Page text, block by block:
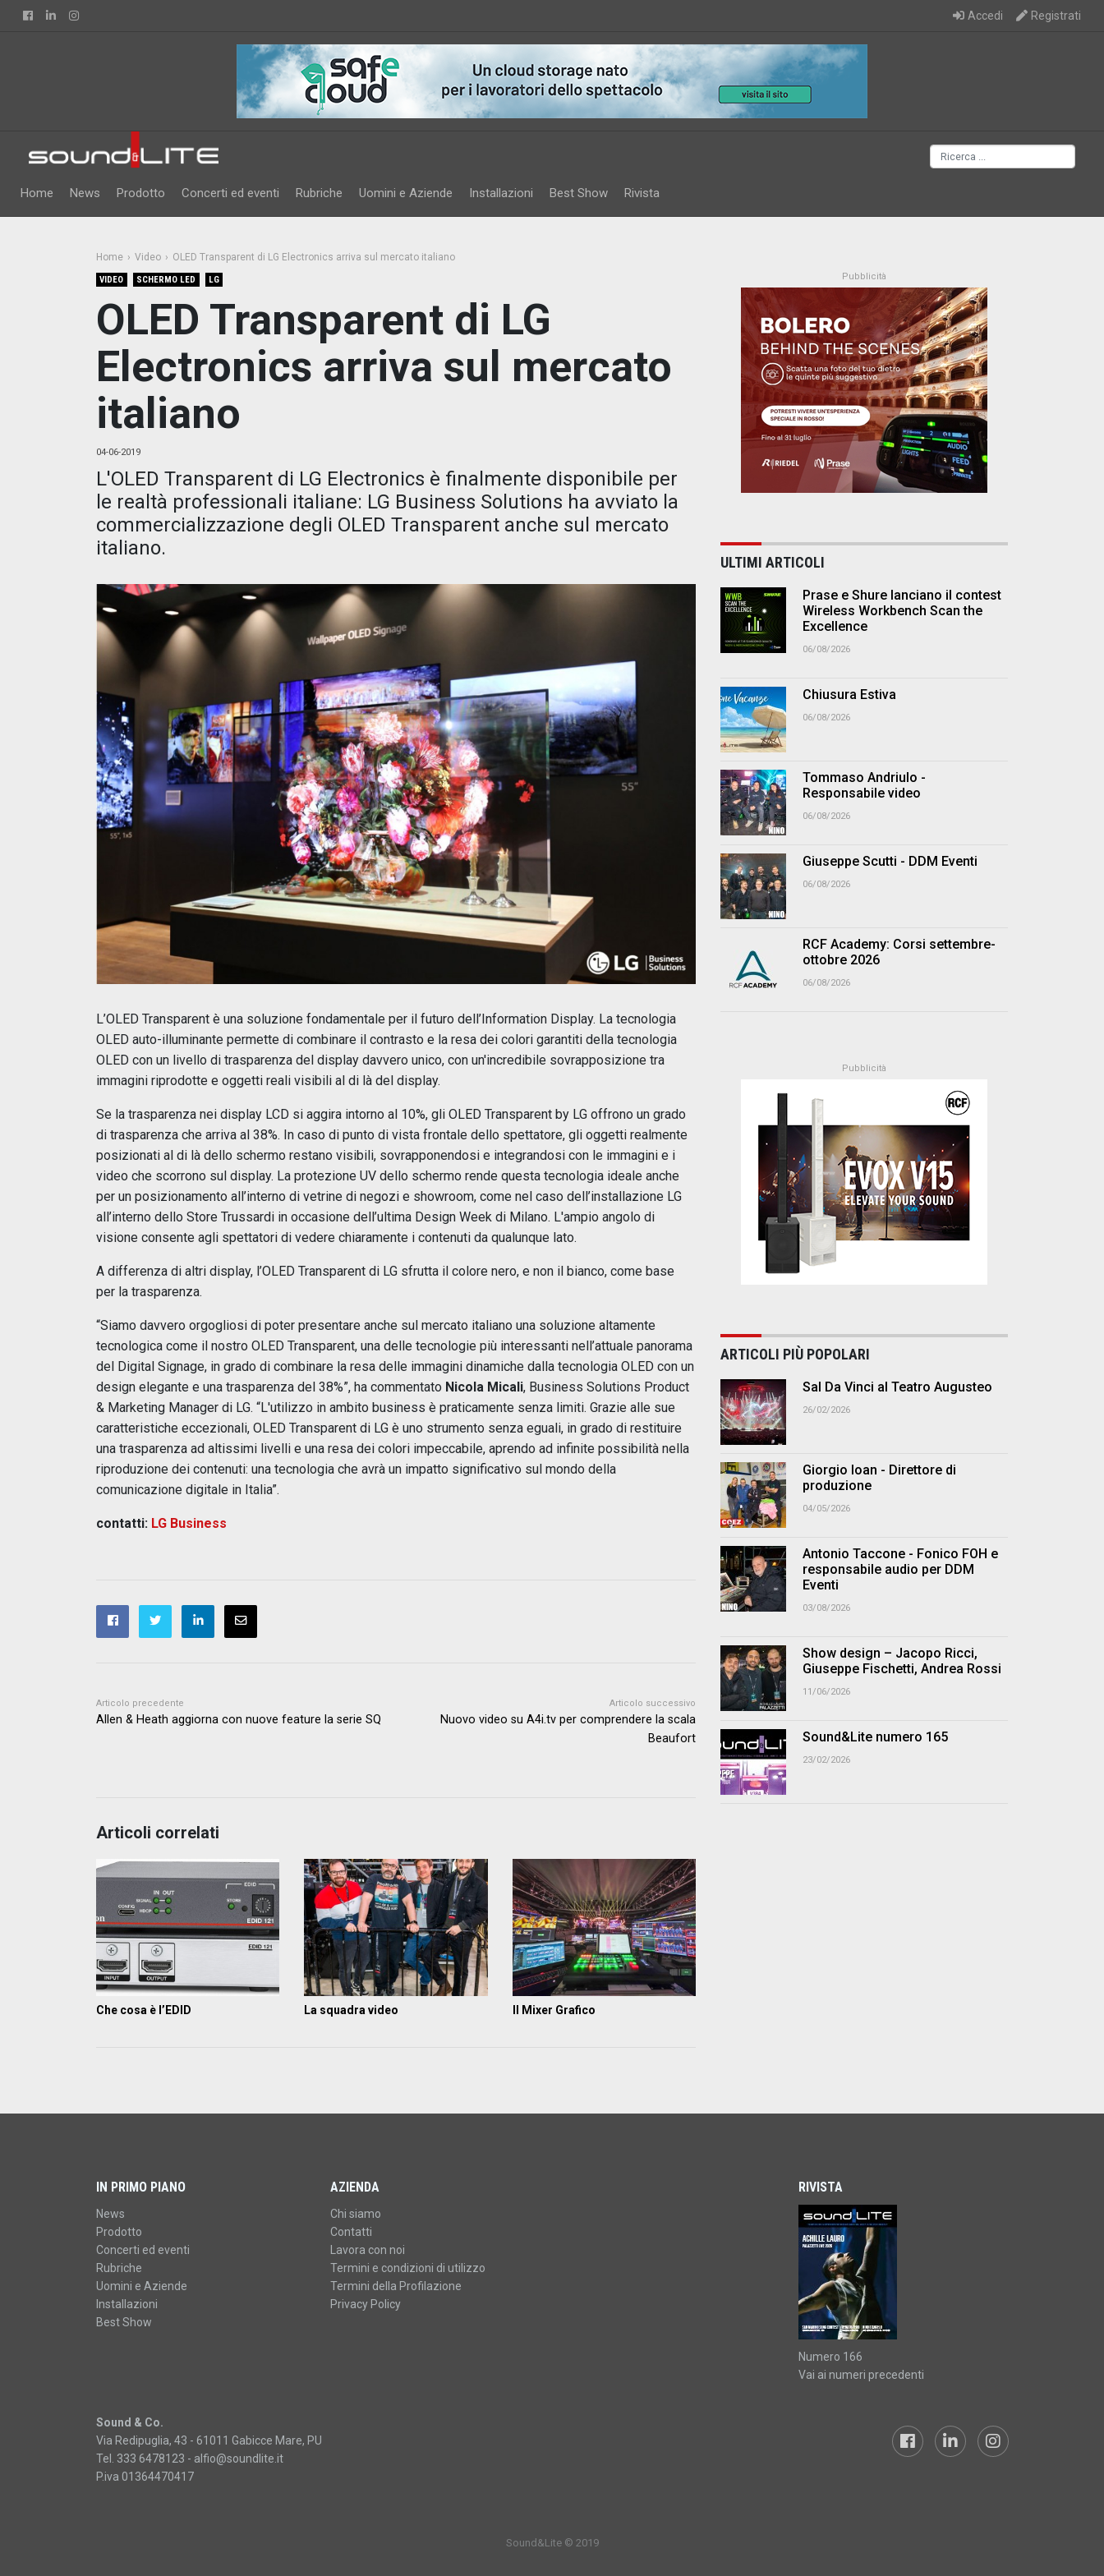
FacebookLinkedin Accedi Registrati
Home News Prodotto Concerti ed eventi Rubriche Uomini e Aziende Installazioni Best Show Rivista
Home Video OLED Transparent di LG Electronics arriva sul mercato italiano
VIDEO SCHERMO LED LG
OLED Transparent di LG
Electronics arriva sul mercato
italiano
04-06-2019
L'OLED Transparent di LG Electronics è finalmente disponibile per
le realtà professionali italiane: LG Business Solutions ha avviato la
commercializzazione degli OLED Transparent anche sul mercato
italiano.
L’OLED Transparent è una soluzione fondamentale per il futuro dell’Information Display. La tecnologia
OLED auto-illuminante permette di combinare il contrasto e la resa dei colori garantiti della tecnologia
OLED con un livello di trasparenza del display davvero unico, con un'incredibile sovrapposizione tra
immagini riprodotte e oggetti reali visibili al di là del display.
Se la trasparenza nei display LCD si aggira intorno al 10%, gli OLED Transparent by LG offrono un grado
di trasparenza che arriva al 38%. In caso di punto di vista frontale dello spettatore, gli oggetti realmente
posizionati al di là dello schermo restano visibili, sovrapponendosi e integrandosi con le immagini e i
video che scorrono sul display. La protezione UV dello schermo rende questa tecnologia ideale anche
per un posizionamento all’interno di vetrine di negozi e showroom, come nel caso dell’installazione LG
all’interno dello Store Trussardi in occasione dell’ultima Design Week di Milano. L'ampio angolo di
visione consente agli spettatori di vedere chiaramente i contenuti da qualunque lato.
A differenza di altri display, l’OLED Transparent di LG sfrutta il colore nero, e non il bianco, come base
per la trasparenza.
“Siamo davvero orgogliosi di poter presentare anche sul mercato italiano una soluzione altamente
tecnologica come il nostro OLED Transparent, una delle tecnologie più interessanti nell’attuale panorama
del Digital Signage, in grado di combinare la resa delle immagini dinamiche dalla tecnologia OLED con un
design elegante e una trasparenza del 38%”, ha commentato Nicola Micali, Business Solutions Product
& Marketing Manager di LG. “L'utilizzo in ambito business è praticamente senza limiti. Grazie alle sue
caratteristiche eccezionali, OLED Transparent di LG è uno strumento senza eguali, in grado di restituire
una trasparenza ad altissimi livelli e una resa dei colori impeccabile, aprendo ad infinite possibilità nella
riproduzione dei contenuti: una tecnologia che avrà un impatto significativo sul mondo della
comunicazione digitale in Italia”.
contatti: LG Business
Articolo precedente
Allen & Heath aggiorna con nuove feature la serie SQ
Articolo successivo
Nuovo video su A4i.tv per comprendere la scala
Beaufort
Articoli correlati
Che cosa è l’EDID La squadra video Il Mixer Grafico
ULTIMI ARTICOLI
Prase e Shure lanciano il contest
Wireless Workbench Scan the
Excellence
06/08/2026
Chiusura Estiva
06/08/2026
Tommaso Andriulo -
Responsabile video
06/08/2026
Giuseppe Scutti - DDM Eventi
06/08/2026
RCF Academy: Corsi settembre-
ottobre 2026
06/08/2026
ARTICOLI PIÙ POPOLARI
Sal Da Vinci al Teatro Augusteo
26/02/2026
Giorgio Ioan - Direttore di
produzione
04/05/2026
Antonio Taccone - Fonico FOH e
responsabile audio per DDM
Eventi
03/08/2026
Show design – Jacopo Ricci,
Giuseppe Fischetti, Andrea Rossi
11/06/2026
Sound&Lite numero 165
23/02/2026
IN PRIMO PIANO
News
Prodotto
Concerti ed eventi
Rubriche
Uomini e Aziende
Installazioni
Best Show
AZIENDA
Chi siamo
Contatti
Lavora con noi
Termini e condizioni di utilizzo
Termini della Profilazione
Privacy Policy
RIVISTA
Numero 166
Vai ai numeri precedenti
Sound & Co.
Via Redipuglia, 43 - 61011 Gabicce Mare, PU
Tel. 333 6478123 - alfio@soundlite.it
P.iva 01364470417
Sound&Lite © 2019